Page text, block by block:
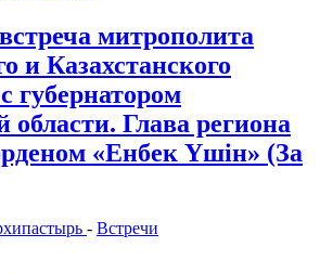
митрополита
и Казахстанского
губернатором
области. Глава региона
«Енбек Үшiн» (За
- Встречи